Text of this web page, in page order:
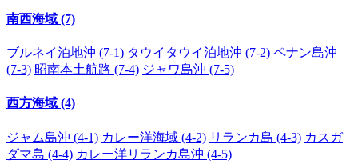
南西海域 (7)
ブルネイ泊地沖 (7-1) タウイタウイ泊地沖 (7-2) ペナン島沖
(7-3) 昭南本土航路 (7-4) ジャワ島沖 (7-5)
西方海域 (4)
ジャム島沖 (4-1) カレー洋海域 (4-2) リランカ島 (4-3) カスガ
ダマ島 (4-4) カレー洋リランカ島沖 (4-5)